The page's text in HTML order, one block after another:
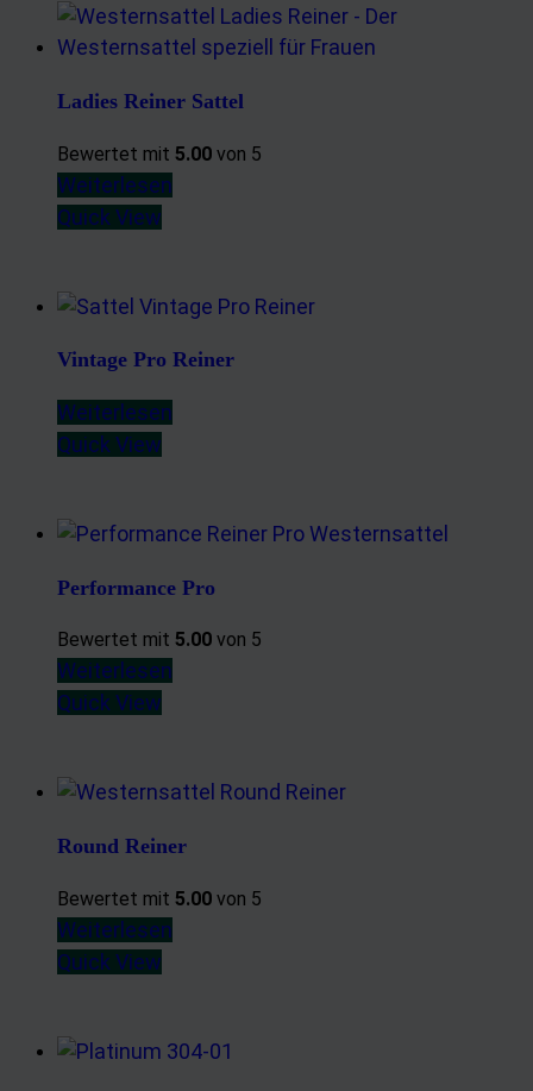
Ladies Reiner Sattel
Bewertet mit 5.00 von 5
Weiterlesen
Quick View
Vintage Pro Reiner
Weiterlesen
Quick View
Performance Pro
Bewertet mit 5.00 von 5
Weiterlesen
Quick View
Round Reiner
Bewertet mit 5.00 von 5
Weiterlesen
Quick View